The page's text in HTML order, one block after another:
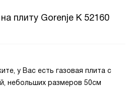
плиту Gorenje K 52160
у Вас есть газовая плита с
небольших размеров 50см